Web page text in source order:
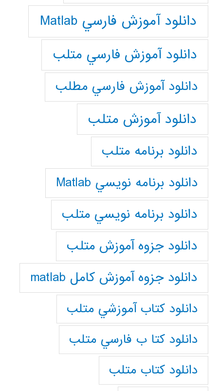
دانلود آموزش فارسي Matlab
دانلود آموزش فارسي متلب
دانلود آموزش فارسي مطلب
دانلود آموزش متلب
دانلود برنامه متلب
دانلود برنامه نويسي Matlab
دانلود برنامه نويسي متلب
دانلود جزوه آموزش متلب
دانلود جزوه آموزش کامل matlab
دانلود كتاب آموزشي متلب
دانلود كتا ب فارسي متلب
دانلود كتاب متلب